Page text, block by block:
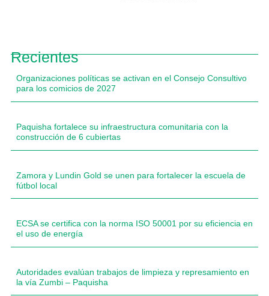
Recientes
Organizaciones políticas se activan en el Consejo Consultivo
para los comicios de 2027
Paquisha fortalece su infraestructura comunitaria con la
construcción de 6 cubiertas
Zamora y Lundin Gold se unen para fortalecer la escuela de
fútbol local
ECSA se certifica con la norma ISO 50001 por su eficiencia en
el uso de energía
Autoridades evalúan trabajos de limpieza y represamiento en
la vía Zumbi – Paquisha